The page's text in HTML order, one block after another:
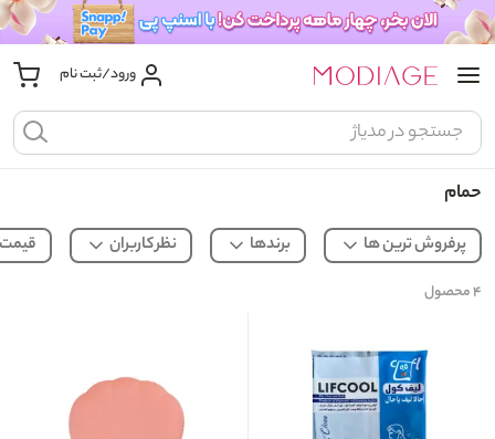
ورود/ثبت نام
حمام
پرفروش ترین ها برندها نظر کاربران
۴محصول